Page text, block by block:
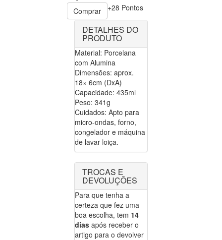
Comprar +28 Pontos
DETALHES DO
PRODUTO
Material: Porcelana
com Alumina
Dimensões: aprox.
18× 6cm (DxA)
Capacidade: 435ml
Peso: 341g
Cuidados: Apto para
micro-ondas, forno,
congelador e máquina
de lavar loiça.
TROCAS E
DEVOLUÇÕES
Para que tenha a
certeza que fez uma
boa escolha, tem 14
dias após receber o
artigo para o devolver